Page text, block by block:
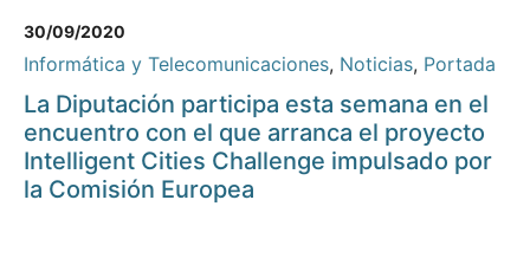
30/09/2020
Informática y Telecomunicaciones, Noticias, Portada
La Diputación participa esta semana en el
encuentro con el que arranca el proyecto
Intelligent Cities Challenge impulsado por
la Comisión Europea